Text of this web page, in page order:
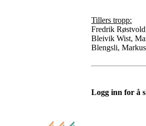
Tillers tropp:
Fredrik
Bleivik Wist,
Blengsli,
Logg inn for å